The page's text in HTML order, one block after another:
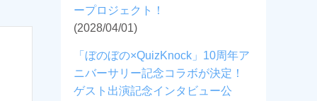
ープロジェクト！
(2028/04/01)
「ぼのぼの×QuizKnock」10周年ア
ニバーサリー記念コラボが決定！
ゲスト出演記念インタビュー公